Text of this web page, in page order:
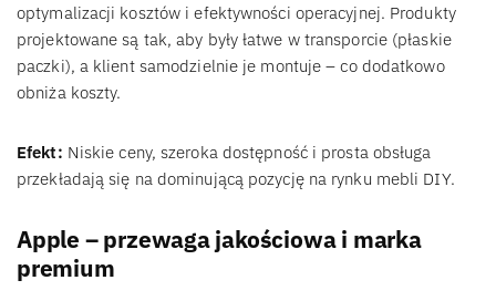
optymalizacji kosztów i efektywności operacyjnej. Produkty
projektowane są tak, aby były łatwe w transporcie (płaskie
paczki), a klient samodzielnie je montuje – co dodatkowo
obniża koszty.
Efekt: Niskie ceny, szeroka dostępność i prosta obsługa
przekładają się na dominującą pozycję na rynku mebli DIY.
Apple – przewaga jakościowa i marka
premium